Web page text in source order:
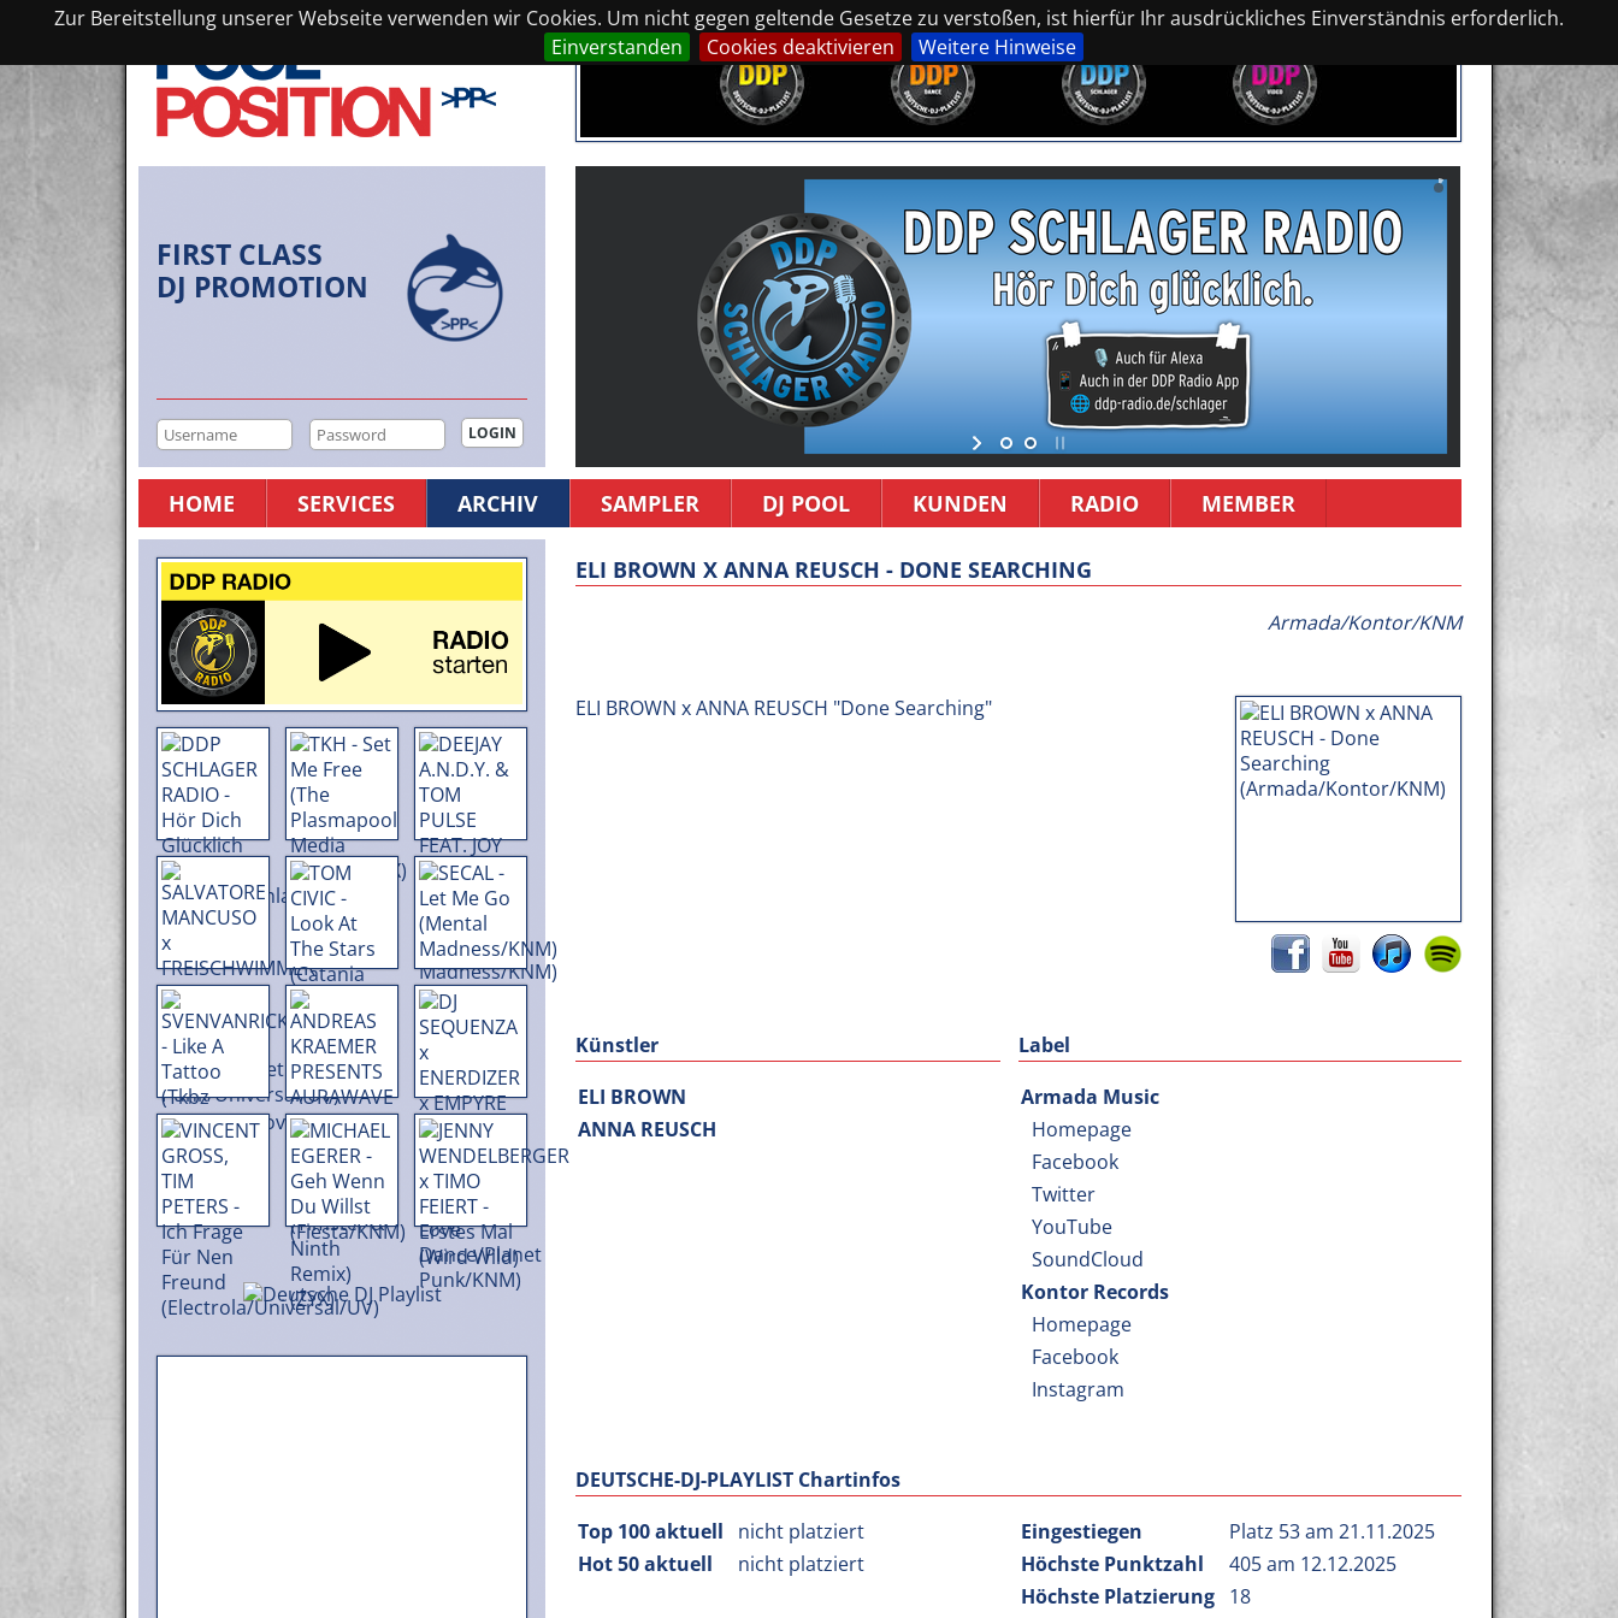
Zur Bereitstellung unserer Webseite verwenden wir Cookies. Um nicht gegen geltende Gesetze zu verstoßen, ist hierfür Ihr ausdrückliches Einverständnis erforderlich.
Einverstanden
Cookies deaktivieren Weitere Hinweise
FIRST CLASS
DJ PROMOTION
HOME SERVICES ARCHIV SAMPLER DJ POOL KUNDEN RADIO MEMBER
ELI BROWN X ANNA REUSCH - DONE SEARCHING
Armada/Kontor/KNM
ELI BROWN x ANNA REUSCH "Done Searching"
Künstler
ELI BROWN
ANNA REUSCH
Label
Armada Music
Homepage
Facebook
Twitter
YouTube
SoundCloud
Kontor Records
Homepage
Facebook
Instagram
DEUTSCHE-DJ-PLAYLIST Chartinfos
Top 100 aktuell
nicht platziert
Hot 50 aktuell
nicht platziert
Eingestiegen
Platz 53 am 21.11.2025
Höchste Punktzahl
405 am 12.12.2025
Höchste Platzierung 18